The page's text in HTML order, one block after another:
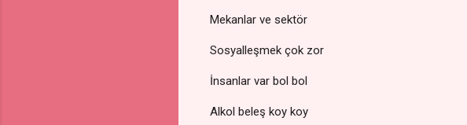
Mekanlar ve sektör
Sosyalleşmek çok zor
İnsanlar var bol bol
Alkol beleş koy koy